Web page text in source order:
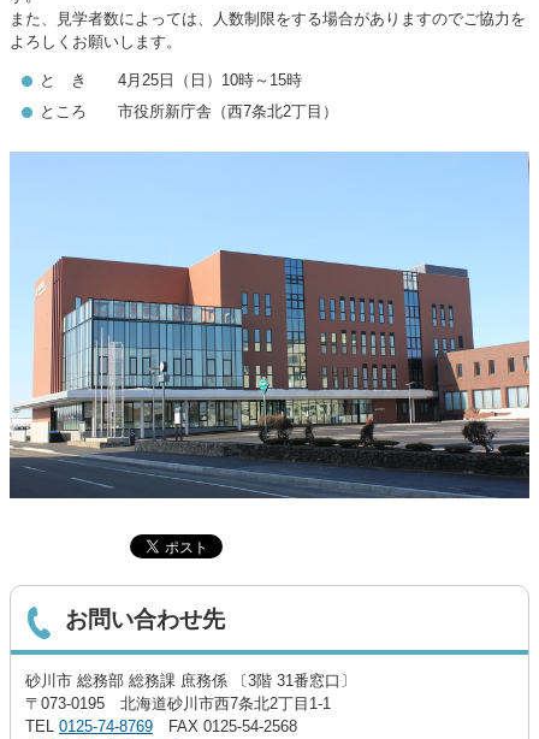
また、見学者数によっては、人数制限をする場合がありますのでご協力を
よろしくお願いします。
と き 4月25日（日）10時～15時
ところ 市役所新庁舎（西7条北2丁目）
お問い合わせ先
砂川市 総務部 総務課 庶務係 〔3階 31番窓口〕
〒073-0195 北海道砂川市西7条北2丁目1-1
TEL 0125-74-8769 FAX 0125-54-2568